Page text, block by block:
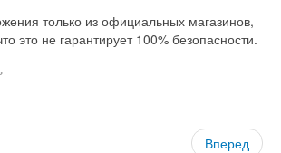
только из официальных магазинов,
это не гарантирует 100% безопасности.
Вперед